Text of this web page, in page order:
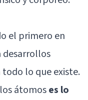
el primero en
desarrollos
lo que existe.
átomoses lo